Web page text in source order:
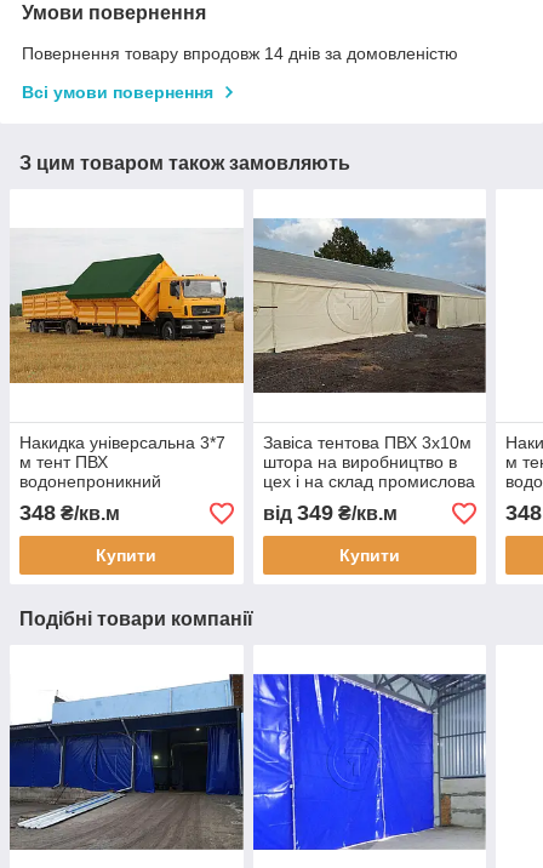
Умови повернення
Повернення товару впродовж 14 днів за домовленістю
Всі умови повернення
З цим товаром також замовляють
Накидка універсальна 3*7
м тент ПВХ
водонепроникний
автотент на вантажівку
тент захисний тент на
замовлення доставка
348 ₴/кв.м
Купити
Завіса тентова ПВХ 3х10м
штора на виробництво в
цех і на склад промислова
перегородка
водонепроникна завіса
ПВХ для СТО
від 349₴/кв.м
Купити
м
348
Подібні товари компанії